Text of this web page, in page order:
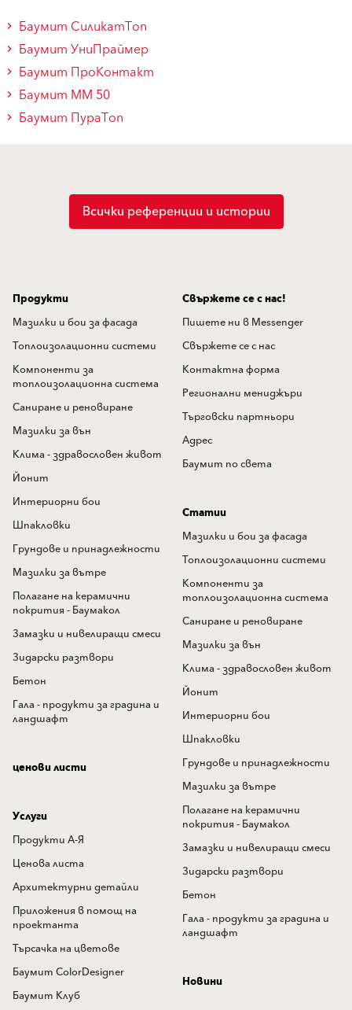
Баумит СиликатТоп
Баумит УниПраймер
Баумит ПроКонтакт
Баумит ММ 50
Баумит ПураТоп
Всички референции и истории
Продукти
Мазилки и бои за фасада
Топлоизолационни системи
Компоненти за
топлоизолационна система
Саниране и реновиране
Мазилки за вън
Клима - здравословен живот
Йонит
Интериорни бои
Шпакловки
Грундове и принадлежности
Мазилки за вътре
Полагане на керамични
покрития - Баумакол
Замазки и нивелиращи смеси
Зидарски разтвори
Бетон
Гала - продукти за градина и
ландшафт
Свържете се с нас!
Пишете ни в Messenger
Свържете се с нас
Контактна форма
Регионални мениджъри
Търговски партньори
Адрес
Баумит по света
Статии
Мазилки и бои за фасада
Топлоизолационни системи
Компоненти за
топлоизолационна система
Саниране и реновиране
Мазилки за вън
Клима - здравословен живот
Йонит
Интериорни бои
Шпакловки
Грундове и принадлежности
Мазилки за вътре
Полагане на керамични
покрития - Баумакол
Замазки и нивелиращи смеси
Зидарски разтвори
Бетон
Гала - продукти за градина и
ландшафт
ценови листи
Услуги
Продукти А-Я
Ценова листа
Архитектурни детайли
Приложения в помощ на
проектанта
Търсачка на цветове
Баумит ColorDesigner
Баумит Клуб
Новини